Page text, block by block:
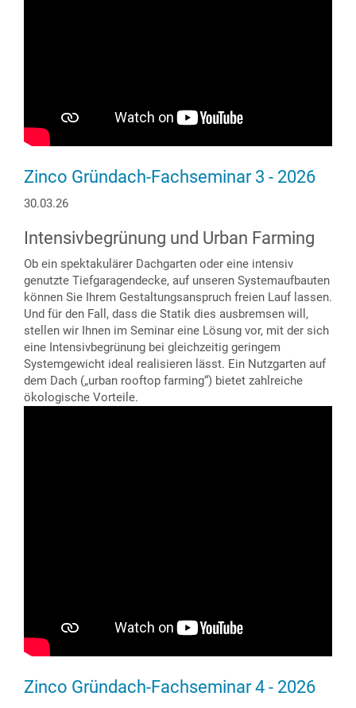
Zinco Gründach-Fachseminar 3 - 2026
30.03.26
Intensivbegrünung und Urban Farming
Ob ein spektakulärer Dachgarten oder eine intensiv
genutzte Tiefgaragendecke, auf unseren Systemaufbauten
können Sie Ihrem Gestaltungsanspruch freien Lauf lassen.
Und für den Fall, dass die Statik dies ausbremsen will,
stellen wir Ihnen im Seminar eine Lösung vor, mit der sich
eine Intensivbegrünung bei gleichzeitig geringem
Systemgewicht ideal realisieren lässt. Ein Nutzgarten auf
dem Dach („urban rooftop farming“) bietet zahlreiche
ökologische Vorteile.
Zinco Gründach-Fachseminar 4 - 2026